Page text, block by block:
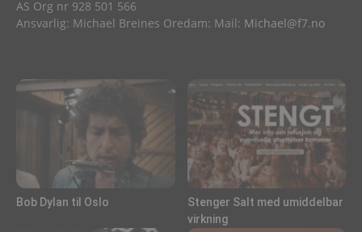
AS Org nr 928 501 566
Ansvarlig: Michael Breines Oredam: Mail: Michael@f7.no
Bob Dylan til Oslo
Stenger Salt med umiddelbar
virkning